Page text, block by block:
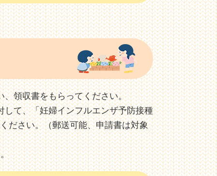
、領収書をもらってください。
て、「妊婦インフルエンザ予防接種
ださい。（郵送可能、申請書は対象